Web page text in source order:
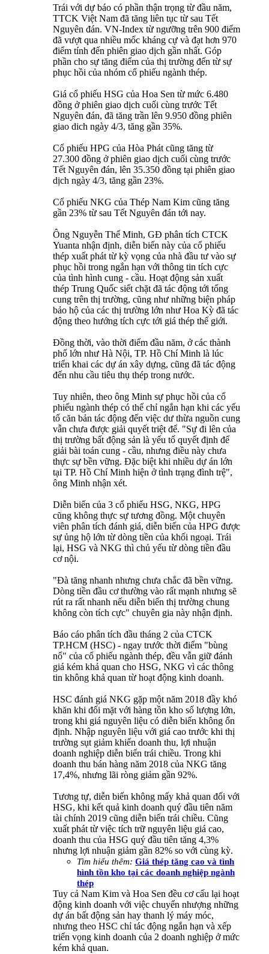
Trái với dự báo có phần thận trọng từ đầu năm,
TTCK Việt Nam đã tăng liên tục từ sau Tết
Nguyên đán. VN-Index từ ngưỡng trên 900 điểm
đã vượt qua nhiều mốc kháng cự và đạt hơn 970
điểm tính đến phiên giao dịch gần nhất. Góp
phần cho sự tăng điểm của thị trường đến từ sự
phục hồi của nhóm cổ phiếu ngành thép.
Giá cổ phiếu HSG của Hoa Sen từ mức 6.480
đồng ở phiên giao dịch cuối cùng trước Tết
Nguyên đán, đã tăng trần lên 9.950 đồng phiên
giao dich ngày 4/3, tăng gần 35%.
Cổ phiếu HPG của Hòa Phát cũng tăng từ
27.300 đồng ở phiên giao dịch cuối cùng trước
Tết Nguyên đán, lên 35.350 đồng tại phiên giao
dịch ngày 4/3, tăng gần 23%.
Cổ phiếu NKG của Thép Nam Kim cũng tăng
gần 23% từ sau Tết Nguyên đán tới nay.
Ông Nguyễn Thế Minh, GĐ phân tích CTCK
Yuanta nhận định, diễn biến này của cổ phiếu
thép xuất phát từ kỳ vọng của nhà đầu tư vào sự
phục hồi trong ngắn hạn với thông tin tích cực
của tình hình cung - cầu. Hoạt động sản xuất
thép Trung Quốc siết chặt đã tác động tới tổng
cung trên thị trường, cũng như những biện pháp
bảo hộ của các thị trường lớn như Hoa Kỳ đã tác
động theo hướng tích cực tới giá thép thế giới.
Đồng thời, vào thời điểm đầu năm, ở các thành
phố lớn như Hà Nội, TP. Hồ Chí Minh là lúc
triển khai các dự án xây dựng, cũng đã tác động
đến nhu cầu tiêu thụ thép trong nước.
Tuy nhiên, theo ông Minh sự phục hồi của cổ
phiếu ngành thép có thể chỉ ngắn hạn khi các yếu
tố căn bản tác động đến việc dư thừa nguồn cung
vẫn chưa được giải quyết triệt để. "Sự đi lên của
thị trường bất động sản là yếu tố quyết định để
giải bài toán cung - cầu, nhưng điều này chưa
thực sự bền vững. Đặc biệt khi nhiều dự án lớn
tại TP. Hồ Chí Minh hiện ở tình trạng đình trệ",
ông Minh nhận xét.
Diễn biến của 3 cổ phiếu HSG, NKG, HPG
cũng không thực sự tương đồng. Một chuyên
viên phân tích đánh giá, diễn biến của HPG được
sự ủng hộ lớn từ dòng tiền của khối ngoại. Trái
lại, HSG và NKG thì chủ yếu từ dòng tiền đầu
cơ nội.
"Đà tăng nhanh nhưng chưa chắc đã bền vững.
Dòng tiền đầu cơ thường vào rất mạnh nhưng sẽ
rút ra rất nhanh nếu diễn biến thị trường chung
không còn tích cực" chuyên gia này nhận định.
Báo cáo phân tích đầu tháng 2 của CTCK
TP.HCM (HSC) - ngay trước thời điểm "bùng
nổ" của cổ phiếu ngành thép, đều vẫn giữ đánh
giá kém khả quan cho HSG, NKG vì các thông
tin không khả quan từ hoạt động kinh doanh.
HSC đánh giá NKG gặp một năm 2018 đầy khó
khăn khi đối mặt với hàng tồn kho số lượng lớn,
trong khi giá nguyên liệu có diễn biến không ổn
định. Nhập nguyên liệu với giá cao trước khi thị
trường sụt giảm khiến doanh thu, lợi nhuận
doanh nghiệp diễn biến trái chiều. Trong khi
doanh thu bán hàng năm 2018 của NKG tăng
17,4%, nhưng lãi ròng giảm gần 92%.
Tương tự, diễn biến không mấy khả quan đối với
HSG, khi kết quả kinh doanh quý đầu tiên năm
tài chính 2019 cũng diễn biến trái chiều. Cũng
xuất phát từ việc tích trữ nguyên liệu giá cao,
doanh thu của HSG quý đầu tiên tăng 4,3%
nhưng lợi nhuận giảm gần 82% so với cùng kỳ.
Tìm hiểu thêm: Giá thép tăng cao và tình
hình tồn kho tại các doanh nghiệp ngành
thép
Tuy cả Nam Kim và Hoa Sen đều cơ cấu lại hoạt
động kinh doanh với việc chuyển nhượng những
dự án bất động sản hay thanh lý máy móc,
nhưng theo HSC chỉ tác động ngắn hạn và xếp
triển vọng kinh doanh của 2 doanh nghiệp ở mức
kém khả quan.